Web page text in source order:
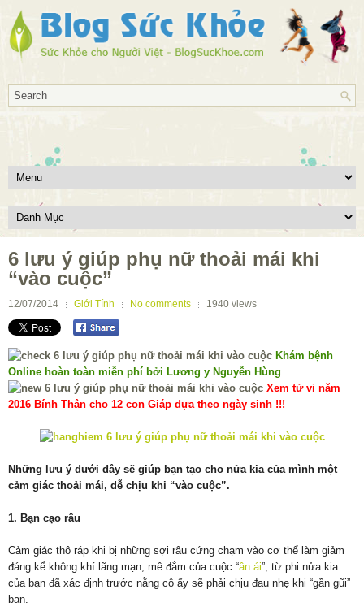
6 lưu ý giúp phụ nữ thoải mái khi
“vào cuộc”
12/07/2014 Giới Tính No comments 1940 views
Khám bệnh
Online hoàn toàn miễn phí bởi Lương y Nguyễn Hùng
Xem tử vi năm
2016 Bính Thân cho 12 con Giáp dựa theo ngày sinh !!!
Những lưu ý dưới đây sẽ giúp bạn tạo cho nửa kia của mình một
cảm giác thoải mái, dễ chịu khi “vào cuộc”.
1. Bạn cạo râu
Cảm giác thô ráp khi bị những sợi râu cứng chạm vào cơ thể làm giảm
đáng kể không khí lãng mạn, mê đắm của cuộc “ân ái”, từ phi nửa kia
của bạn đã xác định trước nằng cô ấy sẽ phải chịu đau nhẹ khi “gần gũi”
bạn.